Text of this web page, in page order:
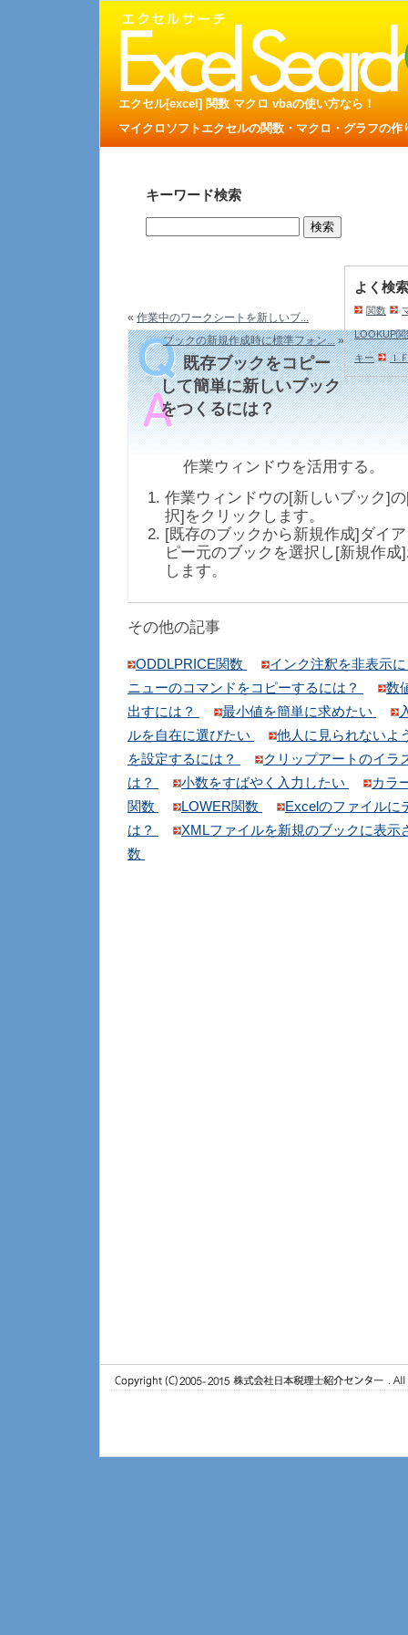
エクセル[excel] 関数 マクロ vbaの使い方なら！
マイクロソフトエクセルの関数・マクロ・グラフの
キーワード検索
よく検
関数
LOOKUP関
キー Ｉ
« 作業中のワークシートを新しいブ...
ブックの新規作成時に標準フォン...»
既存ブックをコピー
して簡単に新しいブック
をつくるには？
作業ウィンドウを活用する。
作業ウィンドウの[新しいブック]
択]をクリックします。
[既存のブックから新規作成]ダイ
ピー元のブックを選択し[新規作
します。
その他の記事
ODDLPRICE関数
インク注釈を非表示
ニューのコマンドをコピーするには？
数
出すには？
最小値を簡単に求めたい
ルを自在に選びたい
他人に見られないよ
を設定するには？
クリップアートのイラ
は？
小数をすばやく入力したい
カラ
関数
LOWER関数
Excelのファイルに
は？
XMLファイルを新規のブックに表示
数